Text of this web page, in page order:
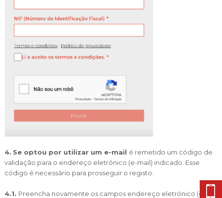
4. Se optou por utilizar um e-mail é remetido um código de
validação para o endereço eletrónico (e-mail) indicado. Esse
código é necessário para prosseguir o registo.
4.1. Preencha novamente os campos endereço eletrónico (e-